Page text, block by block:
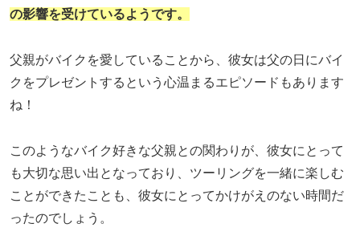
の影響を受けているようです。
父親がバイクを愛していることから、彼女は父の日にバイ
クをプレゼントするという心温まるエピソードもあります
ね！
このようなバイク好きな父親との関わりが、彼女にとって
も大切な思い出となっており、ツーリングを一緒に楽しむ
ことができたことも、彼女にとってかけがえのない時間だ
ったのでしょう。